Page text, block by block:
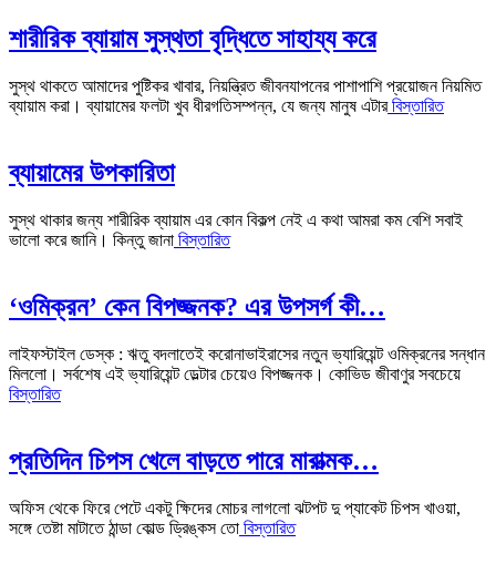
শারীরিক ব্যায়াম সুস্থতা বৃদ্ধিতে সাহায্য করে
সুস্থ থাকতে আমাদের পুষ্টিকর খাবার, নিয়ন্ত্রিত জীবনযাপনের পাশাপাশি প্রয়োজন নিয়মিত
ব্যায়াম করা। ব্যায়ামের ফলটা খুব ধীরগতিসম্পন্ন, যে জন্য মানুষ এটারবিস্তারিত
ব্যায়ামের উপকারিতা
সুস্থ থাকার জন্য শারীরিক ব্যায়াম এর কোন বিকল্প নেই এ কথা আমরা কম বেশি সবাই
ভালো করে জানি। কিন্তু জানা বিস্তারিত
‘ওমিক্রন’ কেন বিপজ্জনক? এর উপসর্গ কী…
লাইফস্টাইল ডেস্ক : ঋতু বদলাতেই করোনাভাইরাসের নতুন ভ্যারিয়েন্ট ওমিক্রনের সন্ধান
মিললো। সর্বশেষ এই ভ্যারিয়েন্ট ডেল্টার চেয়েও বিপজ্জনক। কোভিড জীবাণুর সবচেয়ে
বিস্তারিত
প্রতিদিন চিপস খেলে বাড়তে পারে মারাত্মক…
অফিস থেকে ফিরে পেটে একটু ক্ষিদের মোচর লাগলো ঝটপট দু প্যাকেট চিপস খাওয়া,
সঙ্গে তেষ্টা মাটাতে ঠান্ডা কোল্ড ড্রিঙ্কস তো বিস্তারিত